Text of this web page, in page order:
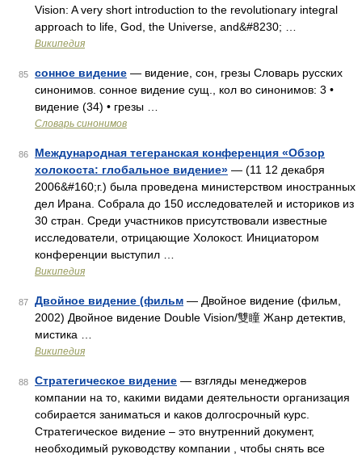
Vision: A very short introduction to the revolutionary integral
approach to life, God, the Universe, and&#8230; …
Википедия
85 сонное видение — видение, сон, грезы Словарь русских
синонимов. сонное видение сущ., кол во синонимов: 3 •
видение (34) • грезы …
Словарь синонимов
86
Международная тегеранская конференция «Обзор
холокоста: глобальное видение» — (11 12 декабря
2006&#160;г.) была проведена министерством иностранных
дел Ирана. Собрала до 150 исследователей и историков из
30 стран. Среди участников присутствовали известные
исследователи, отрицающие Холокост. Инициатором
конференции выступил …
Википедия
87 Двойное видение (фильм — Двойное видение (фильм,
2002) Двойное видение Double Vision/雙瞳 Жанр детектив,
мистика …
Википедия
88 Стратегическое видение — взгляды менеджеров
компании на то, какими видами деятельности организация
собирается заниматься и каков долгосрочный курс.
Стратегическое видение – это внутренний документ,
необходимый руководству компании , чтобы снять все